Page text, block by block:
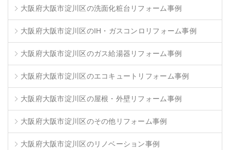
大阪府大阪市淀川区の洗面化粧台リフォーム事例
大阪府大阪市淀川区のIH・ガスコンロリフォーム事例
大阪府大阪市淀川区のガス給湯器リフォーム事例
大阪府大阪市淀川区のエコキュートリフォーム事例
大阪府大阪市淀川区の屋根・外壁リフォーム事例
大阪府大阪市淀川区のその他リフォーム事例
大阪府大阪市淀川区のリノベーション事例